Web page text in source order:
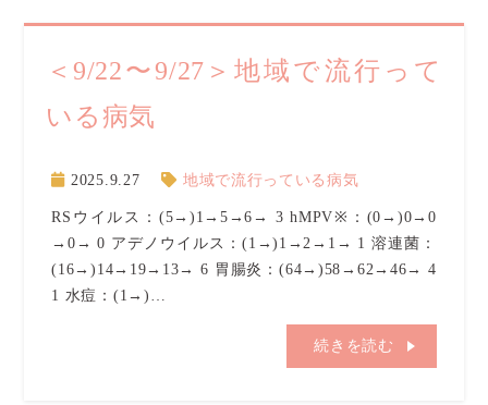
＜9/22〜9/27＞地域で流行って
いる病気
2025.9.27 地域で流行っている病気
RSウイルス：(5→)1→5→6→ 3 hMPV※：(0→)0→0
→0→ 0 アデノウイルス：(1→)1→2→1→ 1 溶連菌：
(16→)14→19→13→ 6 胃腸炎：(64→)58→62→46→ 4
1 水痘：(1→)…
続きを読む